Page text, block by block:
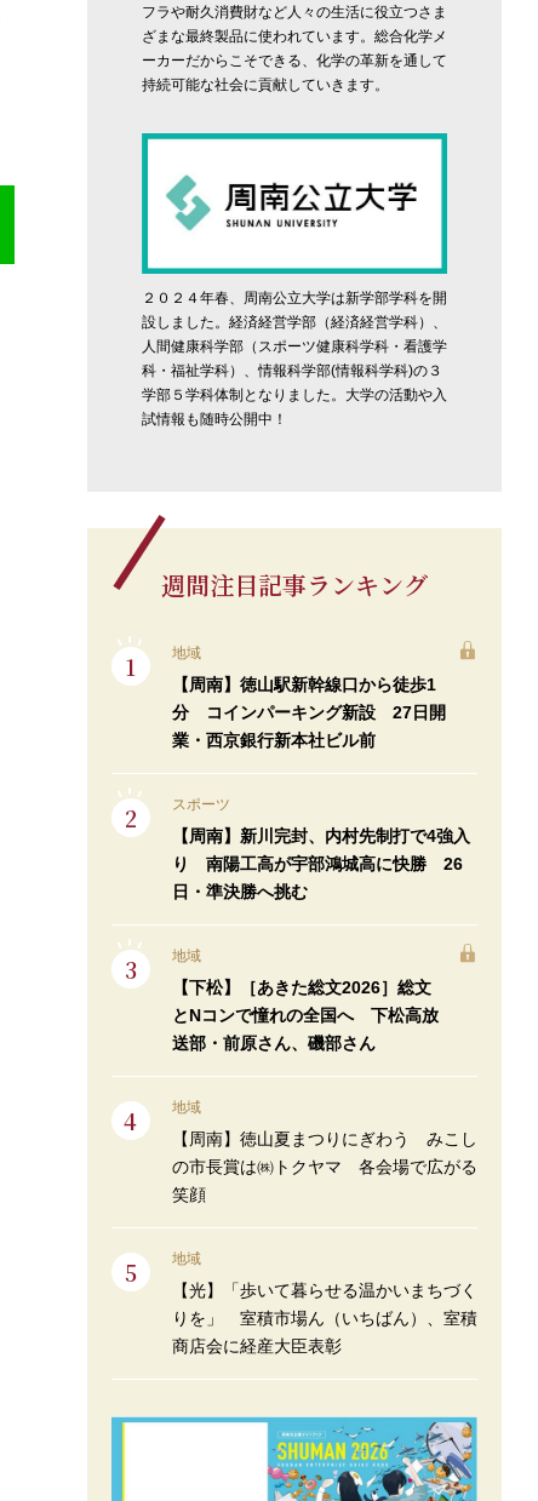
フラや耐久消費財など人々の生活に役立つさま
ざまな最終製品に使われています。総合化学メ
ーカーだからこそできる、化学の革新を通して
持続可能な社会に貢献していきます。
２０２４年春、周南公立大学は新学部学科を開
設しました。経済経営学部（経済経営学科）、
人間健康科学部（スポーツ健康科学科・看護学
科・福祉学科）、情報科学部(情報科学科)の３
学部５学科体制となりました。大学の活動や入
試情報も随時公開中！
週間注目記事ランキング
地域
【周南】徳山駅新幹線口から徒歩1
分 コインパーキング新設 27日開
業・西京銀行新本社ビル前
スポーツ
【周南】新川完封、内村先制打で4強入
り 南陽工高が宇部鴻城高に快勝 26
日・準決勝へ挑む
地域
【下松】［あきた総文2026］総文
とNコンで憧れの全国へ 下松高放
送部・前原さん、磯部さん
地域
【周南】徳山夏まつりにぎわう みこし
の市長賞は㈱トクヤマ 各会場で広がる
笑顔
地域
【光】「歩いて暮らせる温かいまちづく
りを」 室積市場ん（いちばん）、室積
商店会に経産大臣表彰